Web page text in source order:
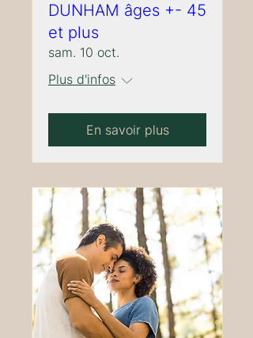
DUNHAM âges +- 45
et plus
sam. 10 oct.
Plus d'infos
En savoir plus